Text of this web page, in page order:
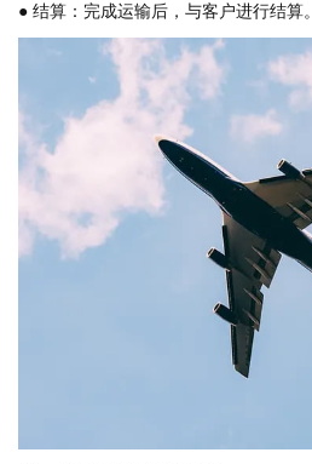
● 结算：完成运输后，与客户进行结算。